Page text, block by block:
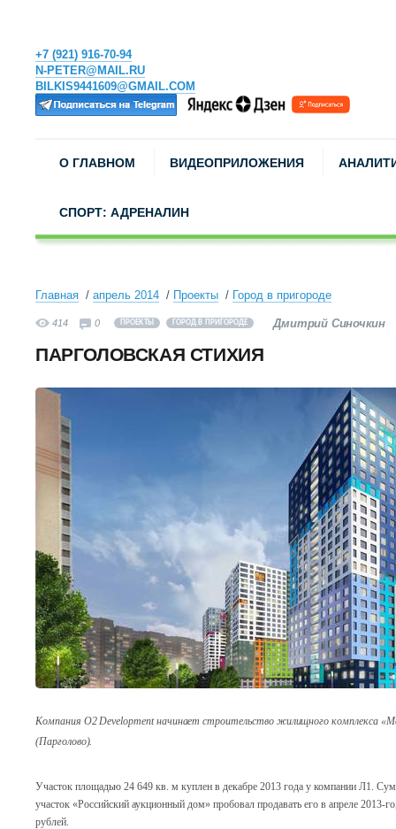
+7 (921) 916-70-94
N-PETER@MAIL.RU
BILKIS9441609@GMAIL.COM
О ГЛАВНОМ ВИДЕОПРИЛОЖЕНИЯ
СПОРТ: АДРЕНАЛИН
Главная апрель 2014 Проекты Город в пригороде
414 0 ПРОЕКТЫ ГОРОД В ПРИГОРОДЕ Дмитрий Синочкин
ПАРГОЛОВСКАЯ СТИХИЯ
Компания O2 Development начинает строительство жилищного комплекса
(Парголово).
Участок площадью 24 649 кв. м куплен в декабре 2013 года у компании Л1.
участок «Российский аукционный дом» пробовал продавать его в апреле 2013-
рублей.